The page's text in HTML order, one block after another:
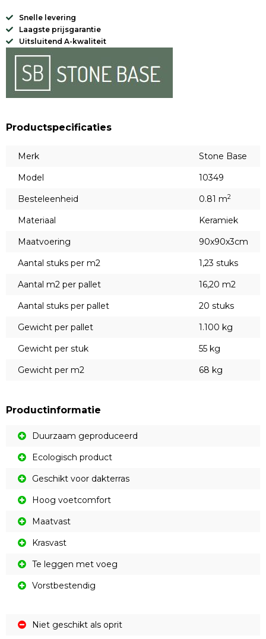
Snelle levering
Laagste prijsgarantie
Uitsluitend A-kwaliteit
Productspecificaties
Merk
Stone Base
Model
10349
Besteleenheid
0.81 m2
Materiaal
Keramiek
Maatvoering
90x90x3cm
Aantal stuks per m2
1,23 stuks
Aantal m2 per pallet
16,20 m2
Aantal stuks per pallet
20 stuks
Gewicht per pallet
1.100 kg
Gewicht per stuk
55 kg
Gewicht per m2
68 kg
Productinformatie
Duurzaam geproduceerd
Ecologisch product
Geschikt voor dakterras
Hoog voetcomfort
Maatvast
Krasvast
Te leggen met voeg
Vorstbestendig
Niet geschikt als oprit